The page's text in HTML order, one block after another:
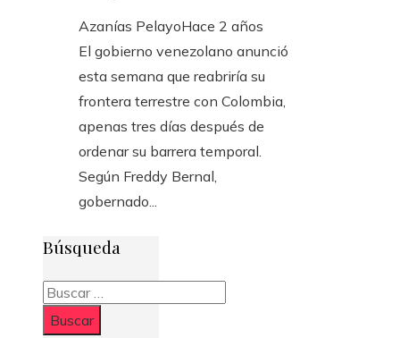
Azanías PelayoHace 2 años
El gobierno venezolano anunció
esta semana que reabriría su
frontera terrestre con Colombia,
apenas tres días después de
ordenar su barrera temporal.
Según Freddy Bernal,
gobernado...
Búsqueda
Buscar: